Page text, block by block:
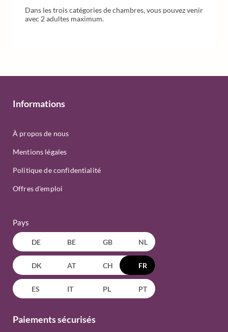
Dans les trois catégories de chambres, vous pouvez venir
avec 2 adultes maximum.
Informations
À propos de nous
Mentions légales
Politique de confidentialité
Offres d'emploi
Pays
DE BE GB NL
DK AT CH FR
ES IT PL PT
Paiements sécurisés